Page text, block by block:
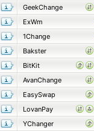
GeekChange
ExWm
1Change
Bakster
BitKit
AvanChange
EasySwap
LovanPay
YChanger